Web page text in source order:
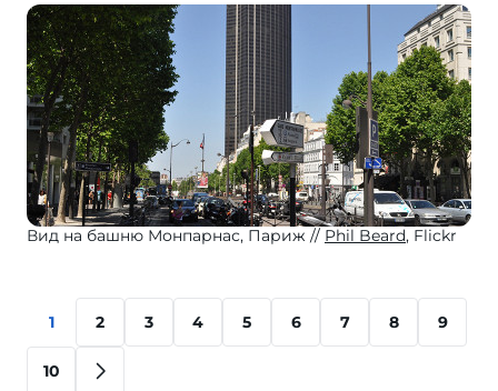
Вид на башню Монпарнас, Париж Phil Beard, Flickr
1 2 3 4 5 6 7 8 9
10